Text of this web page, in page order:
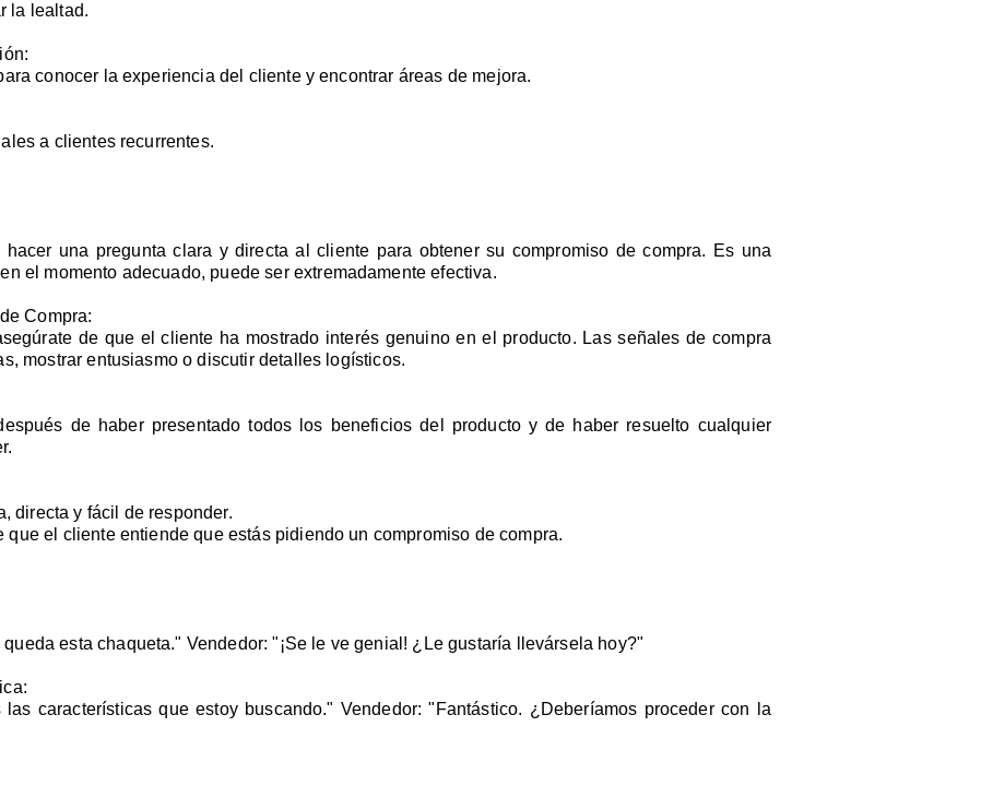
la lealtad.
conocer la experiencia del cliente y encontrar áreas de mejora.
a clientes recurrentes.
una pregunta clara y directa al cliente para obtener su compromiso de compra. Es una
el momento adecuado, puede ser extremadamente efectiva.
Compra:
de que el cliente ha mostrado interés genuino en el producto. Las señales de compra
mostrar entusiasmo o discutir detalles logísticos.
de haber presentado todos los beneficios del producto y de haber resuelto cualquier
directa y fácil de responder.
que el cliente entiende que estás pidiendo un compromiso de compra.
esta chaqueta." Vendedor: "¡Se le ve genial! ¿Le gustaría llevársela hoy?"
características que estoy buscando." Vendedor: "Fantástico. ¿Deberíamos proceder con la